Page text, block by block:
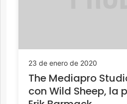
23 de enero de 2020
The Mediapro
con Wild Sheep, la